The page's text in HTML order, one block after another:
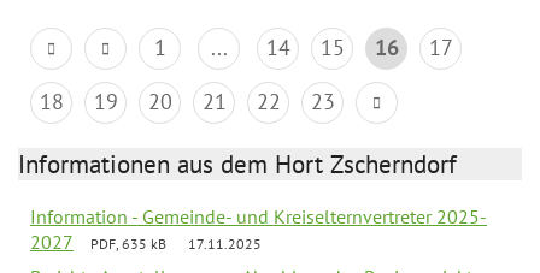
1 ... 14 15 16
17
18
19 20 21 22 23
Informationen aus dem Hort Zscherndorf
Information - Gemeinde- und Kreiselternvertreter 2025-
2027
PDF, 635 kB 17.11.2025